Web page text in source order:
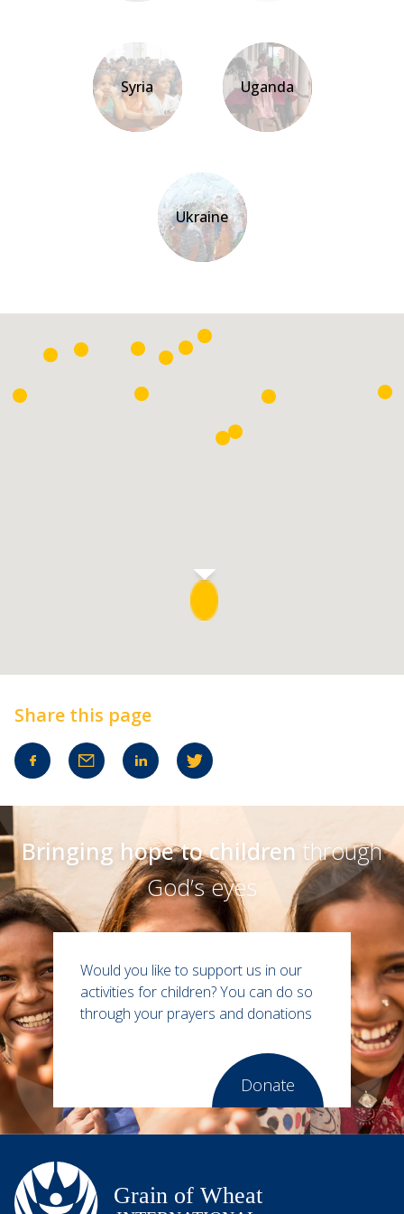
Syria Uganda
Ukraine
Share this page
Bringing hope to childrenthrough
God’s eyes
Would you like to support us in our
activities for children?You can do so
through your prayers and donations
Donate